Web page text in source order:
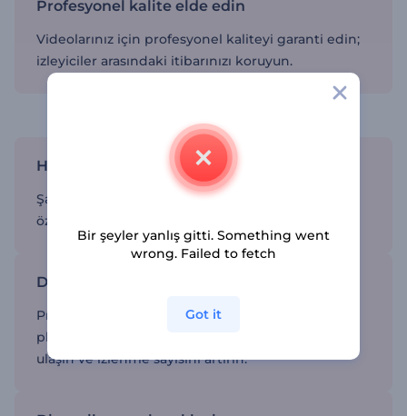
Profesyonel kalite elde edin
Videolarınız için profesyonel kaliteyi garanti edin;
izleyiciler arasındaki itibarınızı koruyun.
Haber videosu aracıyla kolayca özelleştirin
Şablonları ihtiyaçlarınıza ve markanıza göre
özelleştirin ve içerikleri benzersiz hale getirin.
Daha geniş bir kitleye ulaşın
Profesyonelce hazırladığını videoları çeşitli
platformlarda paylaşarak daha geniş bir kitleye
ulaşın ve izlenme sayısını artırın.
Bir şeyler yanlış gitti. Something went
wrong. Failed to fetch
Got it